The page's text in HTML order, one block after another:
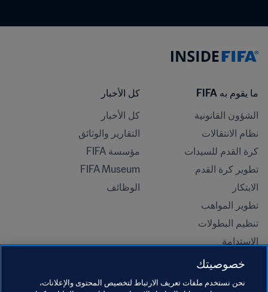
ما يقوم به FIFA
الشؤون القانونية
نظام الانتقالات
كرة القدم للسيدات
تطوير كرة القدم
الابتكار
تطوير المواهب
تنظيم البطولات
الاستدامة
حقوق الإنسان ومناهضة التمييز
كل الأخبار
كل الأخبار
التقارير والوثائق
مؤسسة FIFA
FIFA Museum
الوظائف
خصوصيتك
نحن نستخدم ملفات تعريف الارتباط لتخصيص المحتوى والإعلانات،